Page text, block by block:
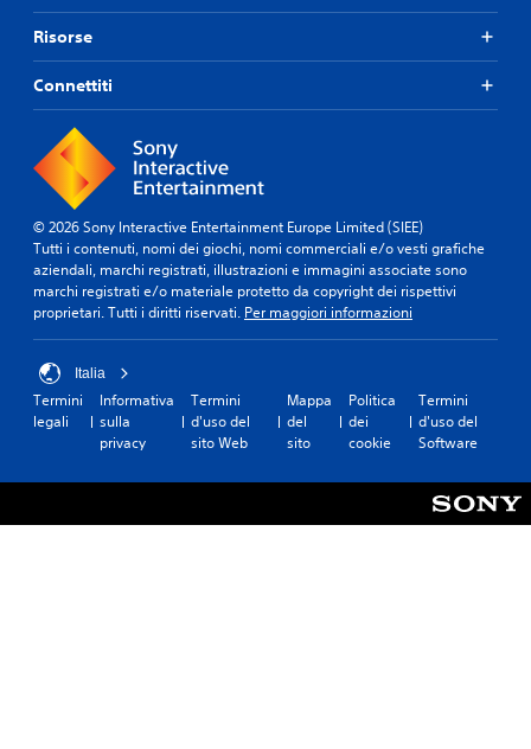
Risorse
Connettiti
© 2026 Sony Interactive Entertainment Europe Limited (SIEE)
Tutti i contenuti, nomi dei giochi, nomi commerciali e/o vesti grafiche
aziendali, marchi registrati, illustrazioni e immagini associate sono
marchi registrati e/o materiale protetto da copyright dei rispettivi
proprietari. Tutti i diritti riservati. Per maggiori informazioni
Italia
Termini
legali
Informativa
sulla
privacy
Termini
d'uso del
sito Web
Mappa
del
sito
Politica
dei
cookie
Termini
d'uso del
Software